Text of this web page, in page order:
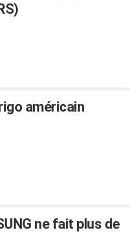
américain
ne fait plus de